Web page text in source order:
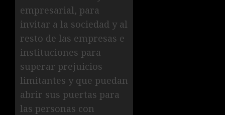
empresarial, para
invitar a la sociedad y al
resto de las empresas e
instituciones para
superar prejuicios
limitantes y que puedan
abrir sus puertas para
las personas con